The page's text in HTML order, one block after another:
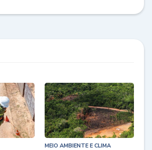
MEIO AMBIENTE E CLIMA